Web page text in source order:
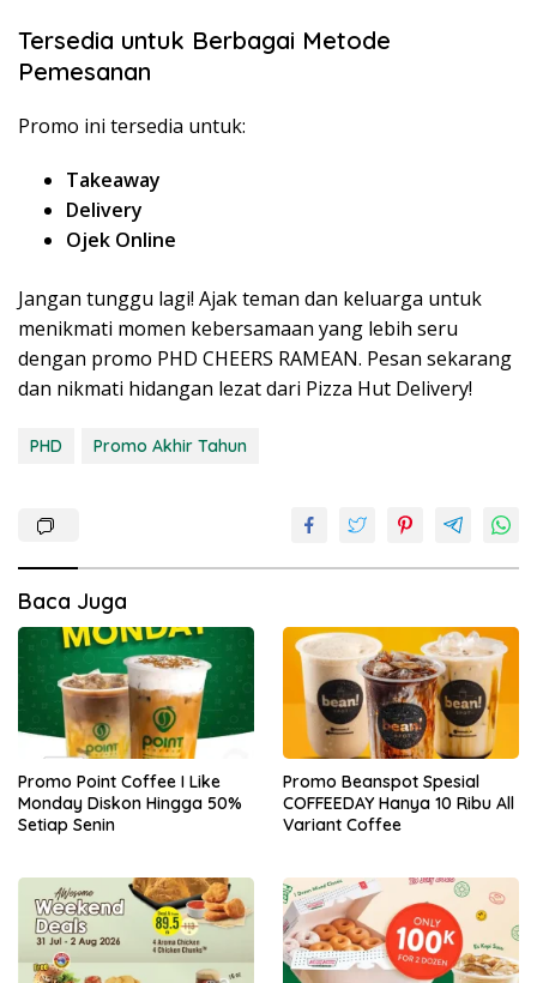
Tersedia untuk Berbagai Metode
Pemesanan
Promo ini tersedia untuk:
Takeaway
Delivery
Ojek Online
Jangan tunggu lagi! Ajak teman dan keluarga untuk
menikmati momen kebersamaan yang lebih seru
dengan promo PHD CHEERS RAMEAN. Pesan sekarang
dan nikmati hidangan lezat dari Pizza Hut Delivery!
PHD Promo Akhir Tahun
Baca Juga
Promo Point Coffee I Like
Monday Diskon Hingga 50%
Setiap Senin
Promo Beanspot Spesial
COFFEEDAY Hanya 10 Ribu All
Variant Coffee